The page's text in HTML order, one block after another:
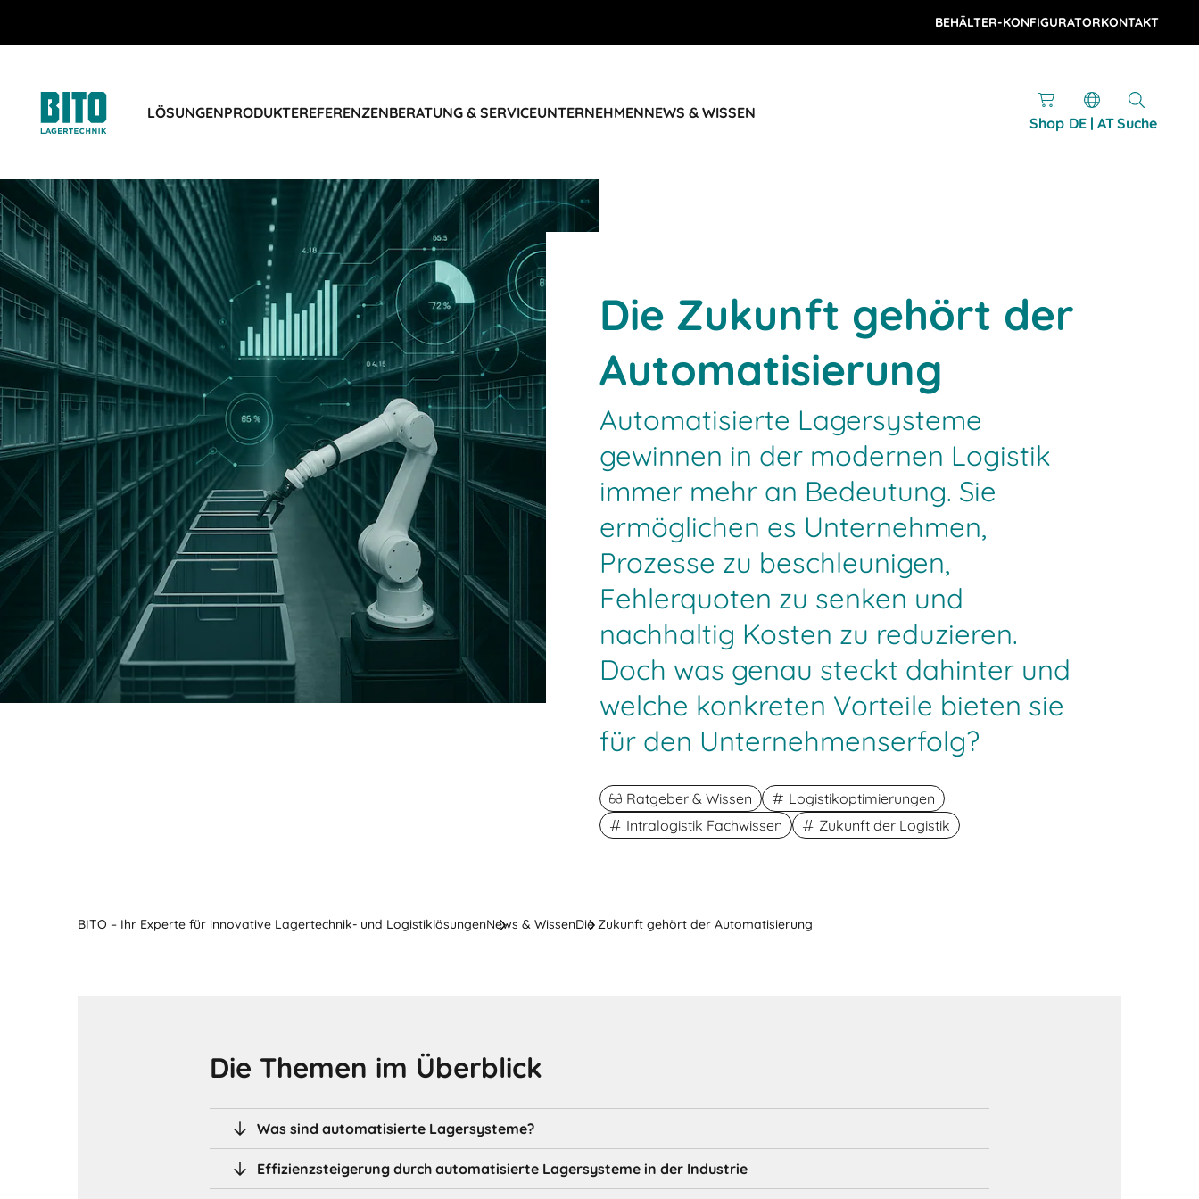
BEHÄLTER-KONFIGURATORKONTAKT
LÖSUNGENPRODUKTEREFERENZENBERATUNG & SERVICEUNTERNEHMENNEWS & WISSEN
Shop DE | ATSuche
Die Zukunft gehört der
Automatisierung
Automatisierte Lagersysteme
gewinnen in der modernen Logistik
immer mehr an Bedeutung. Sie
ermöglichen es Unternehmen,
Prozesse zu beschleunigen,
Fehlerquoten zu senken und
nachhaltig Kosten zu reduzieren.
Doch was genau steckt dahinter und
welche konkreten Vorteile bieten sie
für den Unternehmenserfolg?
Ratgeber & Wissen
Logistikoptimierungen
Intralogistik Fachwissen
Zukunft der Logistik
BITO – Ihr Experte für innovative Lagertechnik- und LogistiklösungenNews & WissenDie Zukunft gehört der Automatisierung
Die Themen im Überblick
Was sind automatisierte Lagersysteme?
Effizienzsteigerung durch automatisierte Lagersysteme in der Industrie